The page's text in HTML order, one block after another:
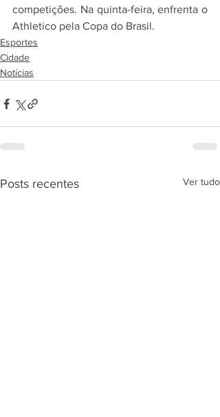
competições. Na quinta-feira, enfrenta o
Athletico pela Copa do Brasil.
Esportes
Cidade
Notícias
Posts recentes Ver tudo